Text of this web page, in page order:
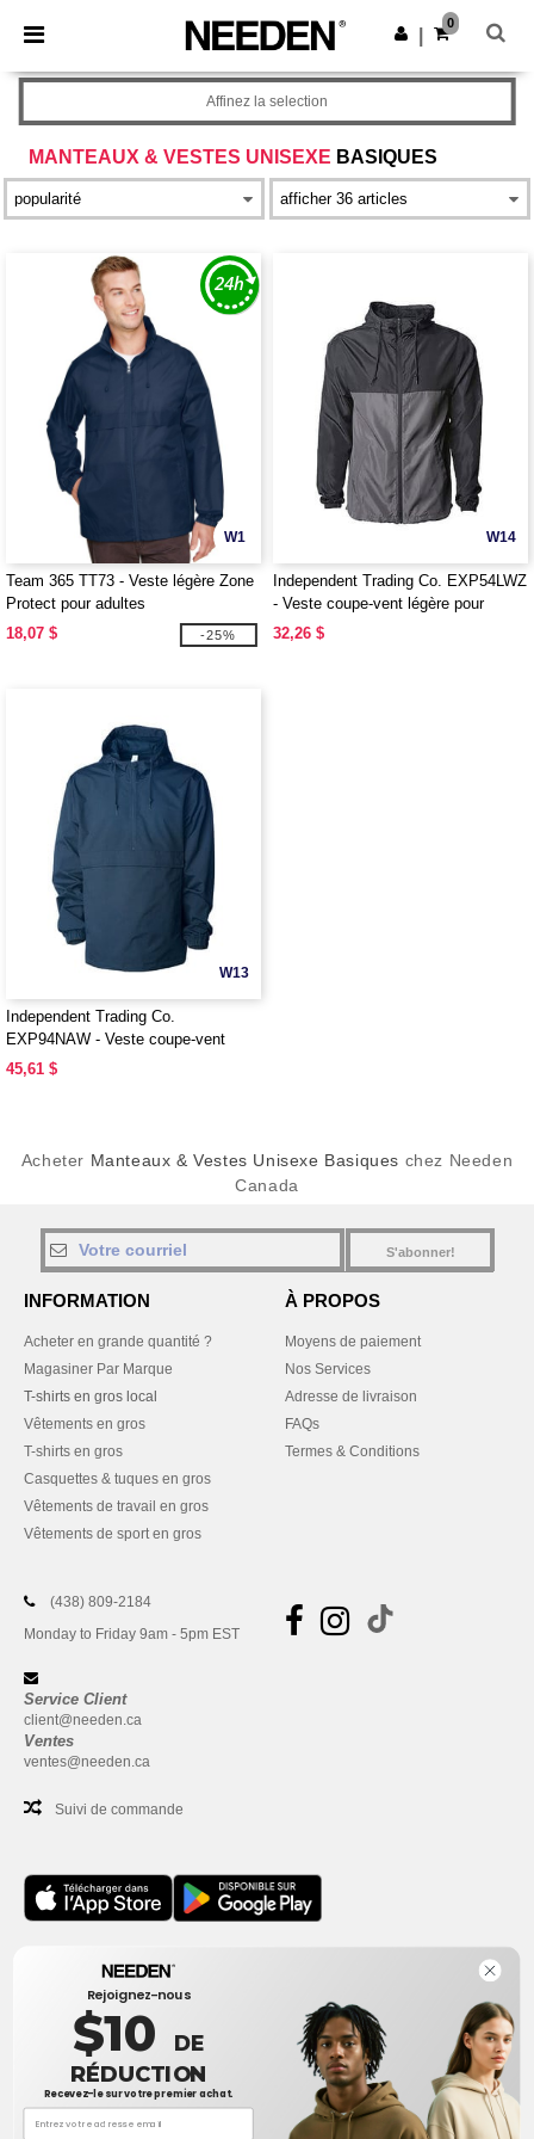
× Appli Needen
Meilleurs prix sur l’app !
Obtenir l'appli
0
MANTEAUX & VESTES UNISEXE BASIQUES
Affinez la selection
W1
Team 365 TT73 - Veste légère Zone
Protect pour adultes
18,07 $
-25%
W14
Independent Trading Co. EXP54LWZ
- Veste coupe-vent légère pour
adultes
32,26 $
W13
Independent Trading Co.
EXP94NAW - Veste coupe-vent
Anorak pour adultes
45,61 $
Acheter Manteaux & Vestes Unisexe Basiques chez Needen
Canada
S'abonner!
INFORMATION
Acheter en grande quantité ?
Magasiner Par Marque
T-shirts en gros local
Vêtements en gros
T-shirts en gros
Casquettes & tuques en gros
Vêtements de travail en gros
Vêtements de sport en gros
À PROPOS
Moyens de paiement
Nos Services
Adresse de livraison
FAQs
Termes & Conditions
(438) 809-2184
Monday to Friday 9am - 5pm EST
Service Client
client@needen.ca
Ventes
ventes@needen.ca
Suivi de commande
Bureau
One Dundas Street West Suite 2500
Toronto, Ontario, M5G 1Z3
Ceci n'est PAS l'adresse de retour. Pour les retours, voir ici
Bureau
1300 rue Sherbrooke Ouest #400
Rejoignez-nous
$10 DE
RÉDUCTION
Recevez-le sur votre premier achat.